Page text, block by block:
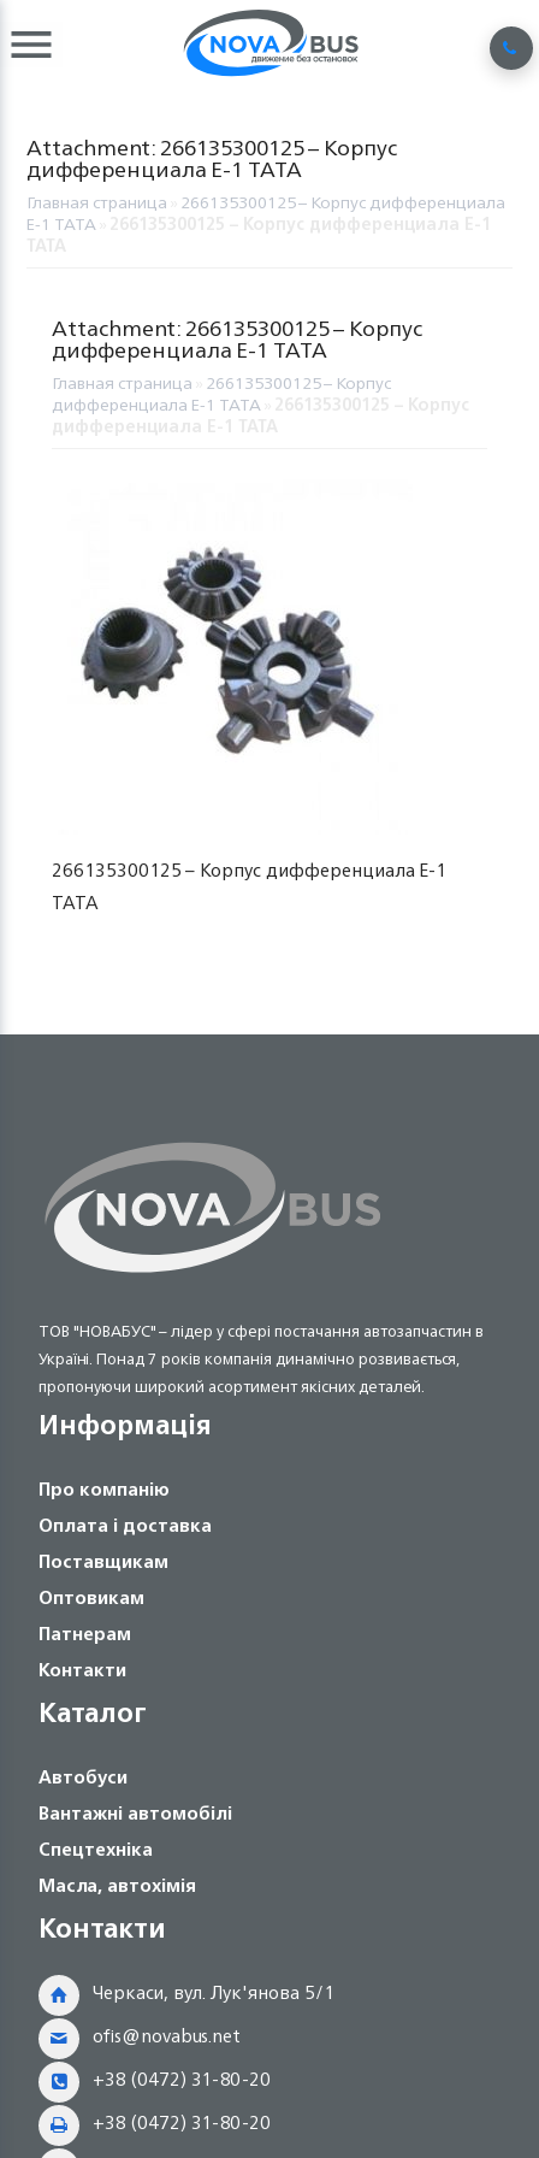
Attachment: 266135300125 – Корпус
дифференциала Е-1 TATA
Главная страница 266135300125 – Корпус дифференциала
Е-1 TATA
Attachment: 266135300125 – Корпус
дифференциала Е-1 TATA
Главная страница 266135300125 – Корпус
дифференциала Е-1 TATA»
266135300125 – Корпус дифференциала Е-1
TATA
ТОВ "НОВАБУС" – лідер у сфері постачання автозапчастин в
Україні. Понад 7 років компанія динамічно розвивається,
пропонуючи широкий асортимент якісних деталей.
Информація
Про компанію
Оплата і доставка
Поставщикам
Оптовикам
Патнерам
Контакти
Каталог
Автобуси
Вантажні автомобілі
Спецтехніка
Масла, автохімія
Контакти
Черкаси, вул. Лук'янова 5/1
ofis@novabus.net
+38 (0472) 31-80-20
+38 (0472) 31-80-20